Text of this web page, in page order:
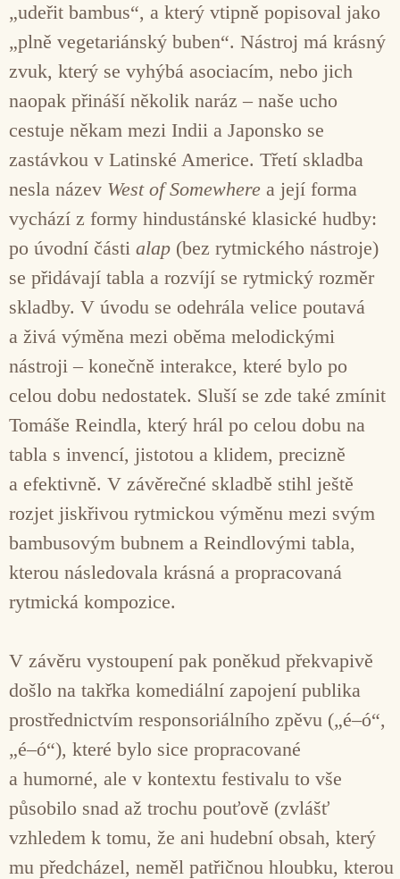
„udeřit bambus“, a který vtipně popisoval jako
„plně vegetariánský buben“. Nástroj má krásný
zvuk, který se vyhýbá asociacím, nebo jich
naopak přináší několik naráz – naše ucho
cestuje někam mezi Indii a Japonsko se
zastávkou v Latinské Americe. Třetí skladba
nesla název West of Somewhere a její forma
vychází z formy hindustánské klasické hudby:
po úvodní části alap (bez rytmického nástroje)
se přidávají tabla a rozvíjí se rytmický rozměr
skladby. V úvodu se odehrála velice poutavá
a živá výměna mezi oběma melodickými
nástroji – konečně interakce, které bylo po
celou dobu nedostatek. Sluší se zde také zmínit
Tomáše Reindla, který hrál po celou dobu na
tabla s invencí, jistotou a klidem, precizně
a efektivně. V závěrečné skladbě stihl ještě
rozjet jiskřivou rytmickou výměnu mezi svým
bambusovým bubnem a Reindlovými tabla,
kterou následovala krásná a propracovaná
rytmická kompozice.
V závěru vystoupení pak poněkud překvapivě
došlo na takřka komediální zapojení publika
prostřednictvím responsoriálního zpěvu („é–ó“,
„é–ó“), které bylo sice propracované
a humorné, ale v kontextu festivalu to vše
působilo snad až trochu pouťově (zvlášť
vzhledem k tomu, že ani hudební obsah, který
mu předcházel, neměl patřičnou hloubku, kterou